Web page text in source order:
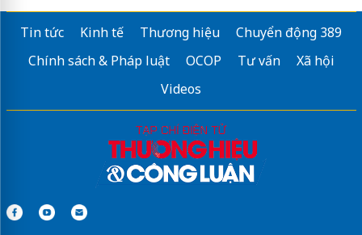
Tin tức Kinh tế Thương hiệu
Chuyển động 389
Chính sách & Pháp luật
OCOP Tư vấn
Xã hội
Videos